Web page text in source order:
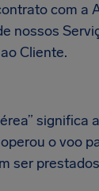
com a
nossos
Cliente.
significa
o voo
ser